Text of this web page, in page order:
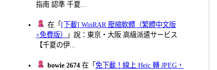
指南 認準 千夏...
在「 [下載] WinRAR 壓縮軟體（繁體中文版
+免費版）
」說：東京・大阪 高級派遣サービス
【千夏の伊...
bowie 2674 在「免下載！線上 Heic 轉 JPEG，